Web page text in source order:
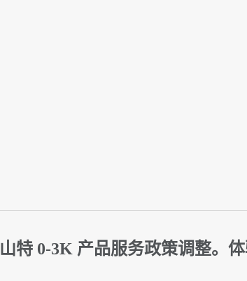
山特 0-3K 产品服务政策调整。